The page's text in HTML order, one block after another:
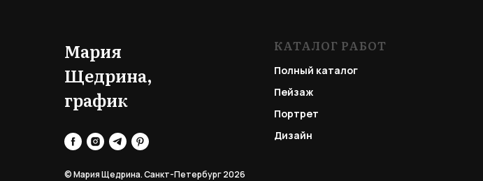
Мария
Щедрина,
график
© Мария Щедрина. Санкт-Петербург 2026
КАТАЛОГ РАБОТ
Полный каталог
Пейзаж
Портрет
Дизайн